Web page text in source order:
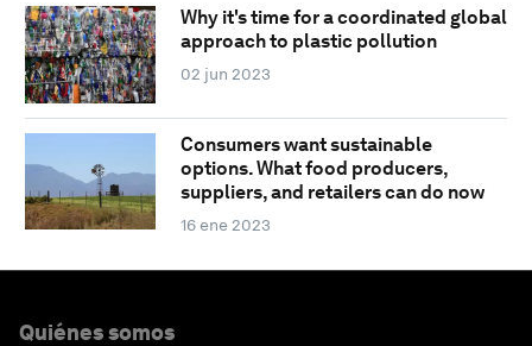
Why it's time for a coordinated global
approach to plastic pollution
02 jun 2023
Consumers want sustainable
options. What food producers,
suppliers, and retailers can do now
16 ene 2023
Quiénes somos